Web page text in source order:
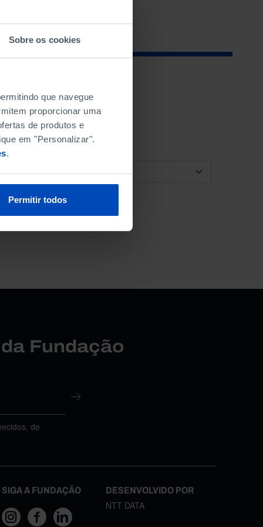
Sobre os cookies
que navegue
proporcionar uma
de produtos e
em "Personalizar".
.
Permitir todos
ORDENAR POR
Fundação
de
SIGA A FUNDAÇÃO DESENVOLVIDO POR
NTT DATA